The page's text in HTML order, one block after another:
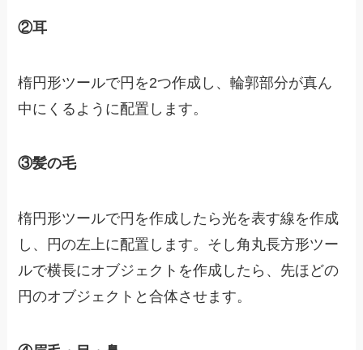
②耳
楕円形ツールで円を2つ作成し、輪郭部分が真ん
中にくるように配置します。
③髪の毛
楕円形ツールで円を作成したら光を表す線を作成
し、円の左上に配置します。そし角丸長方形ツー
ルで横長にオブジェクトを作成したら、先ほどの
円のオブジェクトと合体させます。